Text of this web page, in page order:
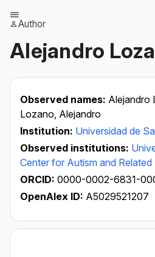
Author
Alejandro
Observed names: Alejandro
Lozano, Alejandro
Institution: Universidad de
Observed institutions:
Center for Autism and Related
ORCID: 0000-0002-6831-
OpenAlex ID: A5029521207